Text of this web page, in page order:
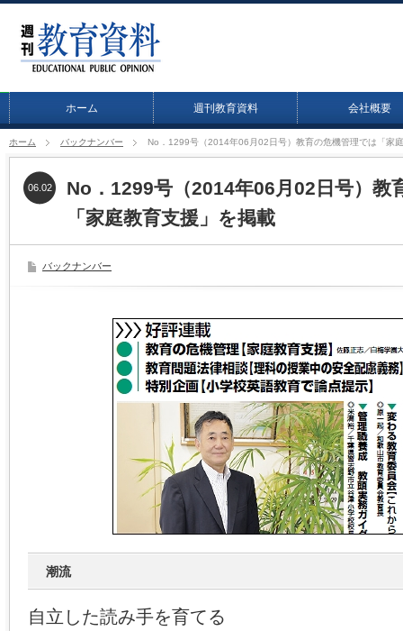
ホーム 週刊教育資料 会社概要
ホーム バックナンバー No．1299号（2014年06月02日号）教育の危機管理では「家
No．1299号（2014年06月02日号）教
「家庭教育支援」を掲載
06.02
バックナンバー
潮流
自立した読み手を育てる